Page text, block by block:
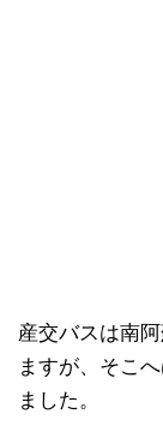
産交バスは南
ますが、そこ
ました。